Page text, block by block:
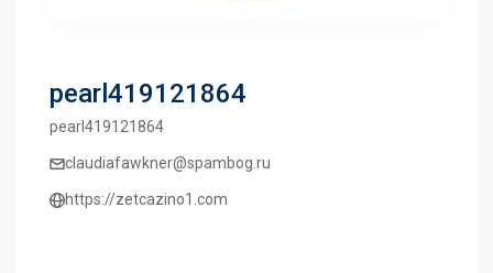
pearl419121864
pearl419121864
claudiafawkner@spambog.ru
https://zetcazino1.com